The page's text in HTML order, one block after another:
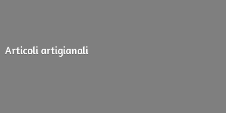
Articoli artigianali